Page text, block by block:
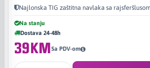
Najlonska TIG zaštitna navlaka sa rajsferšlusom
Na stanju
Dostava 24-48h
39KMSa PDV-om